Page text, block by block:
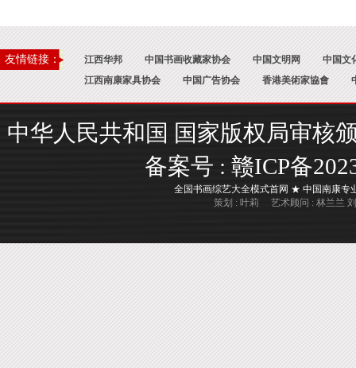
友情链接： 江西华邦 中国书画收藏家协会 中国文明网
中国文
江西南康家具协会
中国广告协会 香港美術家協會
中华人民共和国 国家版权局审核
备案号 : 赣ICP备
全国书画综艺大全模式首网 ★ 中国南康
策划 : 叶莉 艺术顾问 : 林兰兰